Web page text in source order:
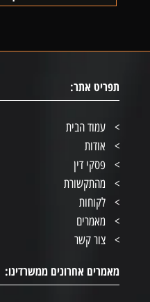
תפריט אתר:
עמוד הבית
אודות
פסקי דין
מהתקשורת
לקוחות
מאמרים
צור קשר
מאמרים אחרונים ממשרדינו: